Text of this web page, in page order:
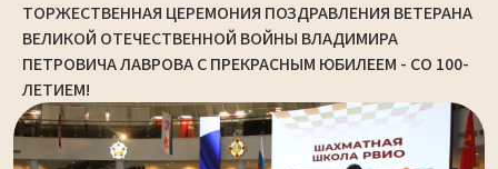
ТОРЖЕСТВЕННАЯ ЦЕРЕМОНИЯ ПОЗДРАВЛЕНИЯ ВЕТЕРАНА
ВЕЛИКОЙ ОТЕЧЕСТВЕННОЙ ВОЙНЫ ВЛАДИМИРА
ПЕТРОВИЧА ЛАВРОВА С ПРЕКРАСНЫМ ЮБИЛЕЕМ - СО 100-
ЛЕТИЕМ!